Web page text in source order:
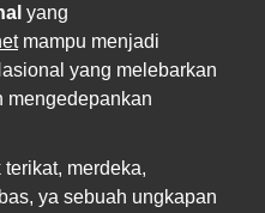
yang
mampu menjadi
yang melebarkan
mengedepankan
merdeka,
ya sebuah ungkapan